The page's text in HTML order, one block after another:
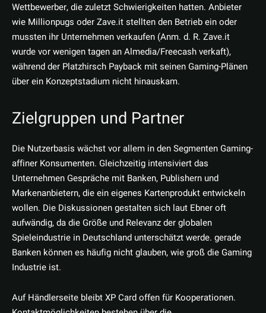
Wettbewerber, die zuletzt Schwierigkeiten hatten. Anbieter
wie Millionpugs oder Zave.it stellten den Betrieb ein oder
mussten ihr Unternehmen verkaufen (Anm. d. R. Zave.it
wurde vor wenigen tagen an Almedia/Freecash verkaft),
während der Platzhirsch Payback mit seinen Gaming-Plänen
über ein Konzeptstadium nicht hinauskam.
Zielgruppen und Partner
Die Nutzerbasis wächst vor allem in den Segmenten Gaming-
affiner Konsumenten. Gleichzeitig intensiviert das
Unternehmen Gespräche mit Banken, Publishern und
Markenanbietern, die ein eigenes Kartenprodukt entwickeln
wollen. Die Diskussionen gestalten sich laut Ebner oft
aufwändig, da die Größe und Relevanz der globalen
Spieleindustrie in Deutschland unterschätzt werde. gerade
Banken können es häufig nicht glauben, wie groß die Gaming
Industrie ist.
Auf Händlerseite bleibt XP Card offen für Kooperationen.